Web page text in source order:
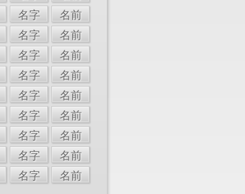
名字 名前
名字 名前
名字 名前
名字 名前
名字 名前
名字 名前
名字 名前
名字 名前
名字 名前